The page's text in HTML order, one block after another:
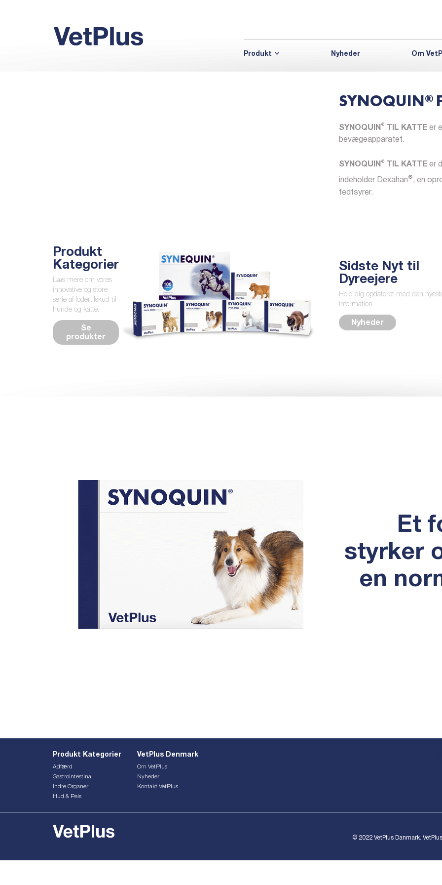
Produkt Nyheder Om
SYNOQUIN®
SYNOQUIN ® TIL KATTE er
bevægeapparatet.
SYNOQUIN ® TIL KATTE er
indeholder Dexahan®, en
fedtsyrer.
Produkt
Kategorier
Læs mere om vores
innovative og store
serie af fodertilskud til
hunde og katte.
Se
produkter
Sidste Nyt til
Dyreejere
Hold dig opdateret med den
information
Nyheder
Et
styrker
en
Produkt Kategorier
Adfærd
Gastrointestinal
Indre Organer
Hud & Pels
VetPlus Denmark
Om VetPlus
Nyheder
Kontakt VetPlus
© 2022 VetPlus Danmark.